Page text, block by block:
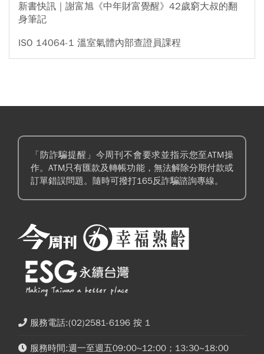
新書快訊｜謝富旭《中年財富覺醒》42歲窮大叔的翻
身筆記
ISO 14064-1 溫室氣體內部查證員課程
「防詐騙提醒」今周刊不會要求並指示您至ATM操
作。ATM只有匯款及轉帳功能，無法解除分期付款或
訂單錯誤問題。隨時可撥打165反詐騙諮詢專線。
服務電話:(02)2581-6196 按 1
服務時間:週一至週五09:00~12:00；13:30~18:00